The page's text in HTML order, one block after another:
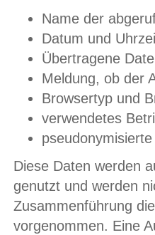
Name der
Datum und
Übertragene
Meldung, ob der
Browsertyp und
verwendetes
Diese Daten werden
genutzt und werden
Zusammenführung
vorgenommen. Eine